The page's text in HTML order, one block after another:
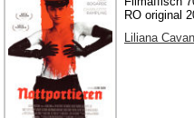
RO original
Liliana